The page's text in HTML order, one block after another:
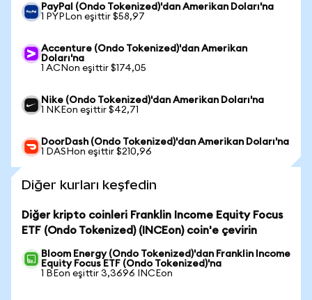
PayPal (Ondo Tokenized)'dan Amerikan Doları'na
1 PYPLon eşittir $58,97
Accenture (Ondo Tokenized)'dan Amerikan
Doları'na
1 ACNon eşittir $174,05
Nike (Ondo Tokenized)'dan Amerikan Doları'na
1 NKEon eşittir $42,71
DoorDash (Ondo Tokenized)'dan Amerikan Doları'na
1 DASHon eşittir $210,96
Diğer kurları keşfedin
Diğer kripto coinleri Franklin Income Equity Focus
ETF (Ondo Tokenized) (INCEon) coin'e çevirin
Bloom Energy (Ondo Tokenized)'dan Franklin Income
Equity Focus ETF (Ondo Tokenized)'na
1 BEon eşittir 3,3696 INCEon